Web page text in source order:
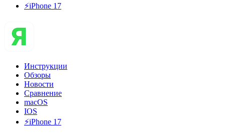
⚡️iPhone 17
Инструкции
Обзоры
Новости
Сравнение
macOS
IOS
⚡️iPhone 17